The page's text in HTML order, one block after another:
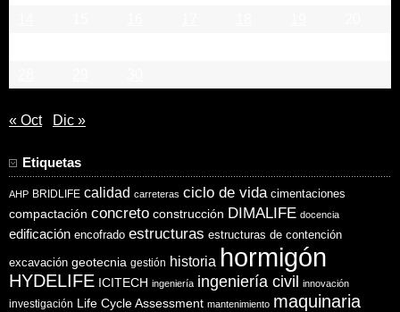
« Oct Dic »
Etiquetas
AHP BRIDLIFE calidad carreteras ciclo de vida cimentaciones
compactación concreto construcción DIMALIFE docencia
edificación encofrado estructuras estructuras de contención
excavación geotecnia gestión historia hormigón
HYDELIFE ICITECH ingeniería ingeniería civil innovación
investigación Life Cycle Assessment mantenimiento maquinaria